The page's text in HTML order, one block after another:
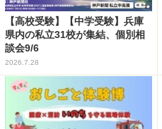
【高校受験】【中学受験】兵庫
県内の私立31校が集結、個別相
談会9/6
2026.7.28